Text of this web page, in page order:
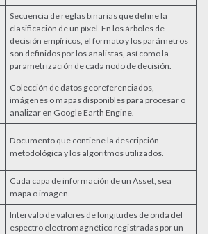
Secuencia de reglas binarias que define la
clasificación de un píxel. En los árboles de
decisión empíricos, el formato y los parámetros
son definidos por los analistas, así como la
parametrización de cada nodo de decisión.
Colección de datos georeferenciados,
imágenes o mapas disponibles para procesar o
analizar en Google Earth Engine.
Documento que contiene la descripción
metodológica y los algoritmos utilizados.
Cada capa de información de un Asset, sea
mapa o imagen.
Intervalo de valores de longitudes de onda del
espectro electromagnético registradas por un